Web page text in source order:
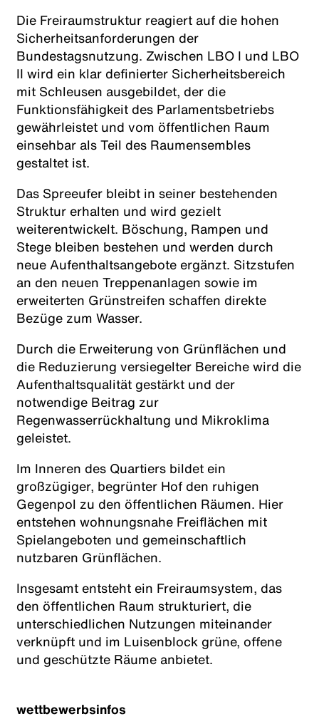
Die Freiraumstruktur reagiert auf die hohen
Sicherheitsanforderungen der
Bundestagsnutzung. Zwischen LBO I und LBO
II wird ein klar definierter Sicherheitsbereich
mit Schleusen ausgebildet, der die
Funktionsfähigkeit des Parlamentsbetriebs
gewährleistet und vom öffentlichen Raum
einsehbar als Teil des Raumensembles
gestaltet ist.
Das Spreeufer bleibt in seiner bestehenden
Struktur erhalten und wird gezielt
weiterentwickelt. Böschung, Rampen und
Stege bleiben bestehen und werden durch
neue Aufenthaltsangebote ergänzt. Sitzstufen
an den neuen Treppenanlagen sowie im
erweiterten Grünstreifen schaffen direkte
Bezüge zum Wasser.
Durch die Erweiterung von Grünflächen und
die Reduzierung versiegelter Bereiche wird die
Aufenthaltsqualität gestärkt und der
notwendige Beitrag zur
Regenwasserrückhaltung und Mikroklima
geleistet.
Im Inneren des Quartiers bildet ein
großzügiger, begrünter Hof den ruhigen
Gegenpol zu den öffentlichen Räumen. Hier
entstehen wohnungsnahe Freiflächen mit
Spielangeboten und gemeinschaftlich
nutzbaren Grünflächen.
Insgesamt entsteht ein Freiraumsystem, das
den öffentlichen Raum strukturiert, die
unterschiedlichen Nutzungen miteinander
verknüpft und im Luisenblock grüne, offene
und geschützte Räume anbietet.
wettbewerbsinfos